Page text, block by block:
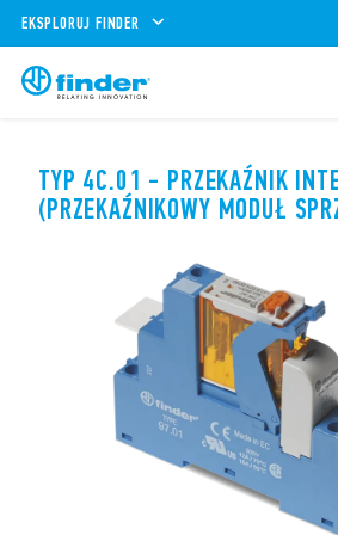
EKSPLORUJ FINDER
TYP 4C.01 - PRZEKAŹNIK
(PRZEKAŹNIKOWY MODUŁ